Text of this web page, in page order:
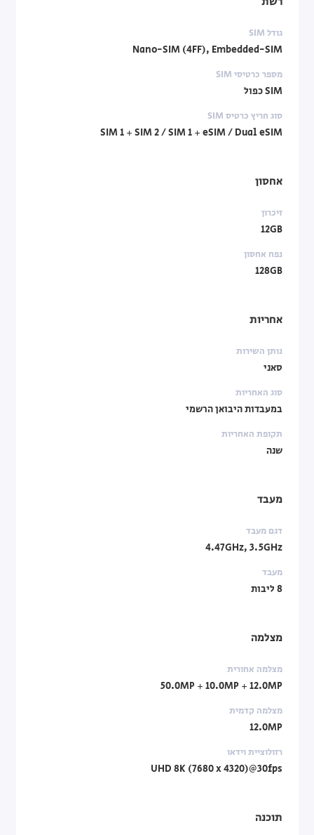
גודל SIM
Nano-SIM (4FF), Embedded-SIM
מספר כרטיסי SIM
SIM כפול
סוג חריץ כרטיס SIM
SIM 1 + SIM 2 / SIM 1 + eSIM / Dual eSIM
אחסון
זיכרון
12GB
נפח אחסון
128GB
אחריות
נותן השירות
סאני
סוג האחריות
במעבדות היבואן הרשמי
תקופת האחריות
שנה
מעבד
דגם מעבד
4.47GHz, 3.5GHz
מעבד
8 ליבות
מצלמה
מצלמה אחורית
50.0MP + 10.0MP + 12.0MP
מצלמה קדמית
12.0MP
רזולוציית וידאו
UHD 8K (7680 x 4320)@30fps
תוכנה